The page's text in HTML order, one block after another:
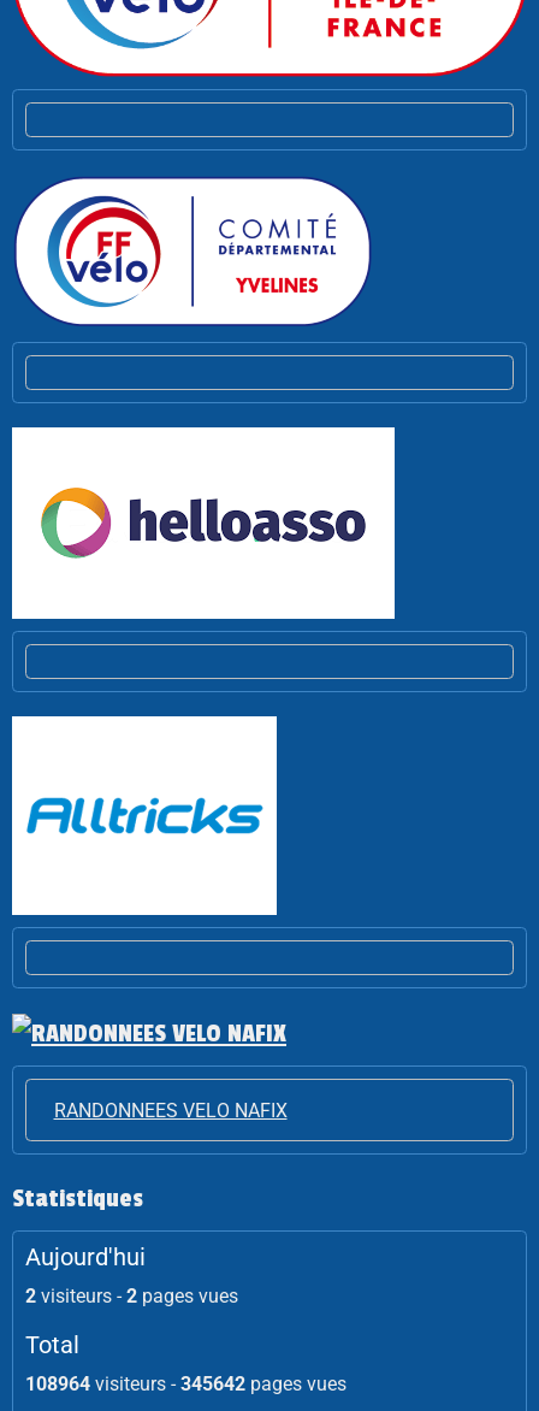
RANDONNEES VELO NAFIX
Statistiques
Aujourd'hui
2 visiteurs -2 pages vues
Total
108964 visiteurs -345642 pages vues